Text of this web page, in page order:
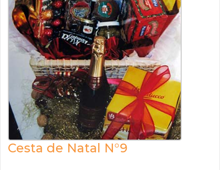
Cesta de Natal N°9